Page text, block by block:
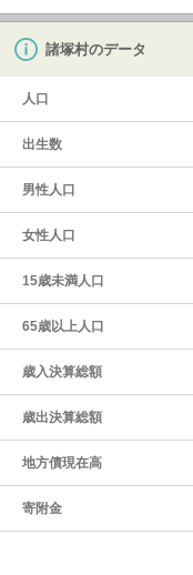
諸塚村のデータ
人口
出生数
男性人口
女性人口
15歳未満人口
65歳以上人口
歳入決算総額
歳出決算総額
地方債現在高
寄附金